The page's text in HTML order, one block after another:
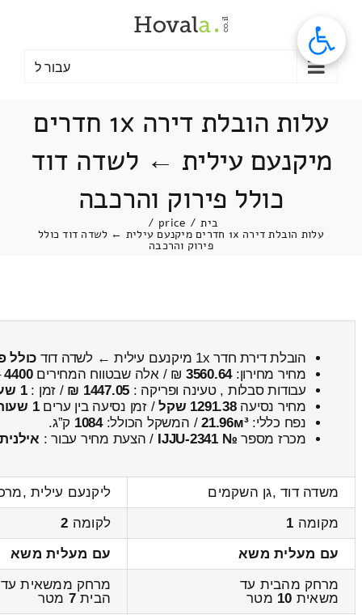
עבור ל
עלות הובלת דירה 1x חדרים
מיקנעם עילית ← לשדה דוד
כולל פירוק והרכבה
בית /
price
/
עלות הובלת דירה 1x חדרים מיקנעם עילית ← לשדה דוד כולל
פירוק והרכבה
הובלת דירת חדר 1x מיקנעם עילית ← לשדה דוד
כולל
מחיר מחירון:3560.64 ₪ / אלה שבטווח המחירים4400
עבודות סבלות , טעינה ופריקה : 1447.05 ₪ / זמן :1 שעות 25 דקות
מחיר נסיעה1291.38 שקל / זמן נסיעה בין ערים1 שעות , 34 דקות
נפח כללי:21.96м³/ המשקל הכולל:1084 ק”ג.
מכרז מספר № IJJU-2341 / הצעת מחיר עבור : אילנית
משדה דוד ,גן השקמים
ליקנעם עילית
מקומה 1 לקומה 2
עם מעלית משא
עם מעלית משא
מרחק מהבית עד
משאית 10 מטר
מרחק ממשאית עד
הבית7 מטר